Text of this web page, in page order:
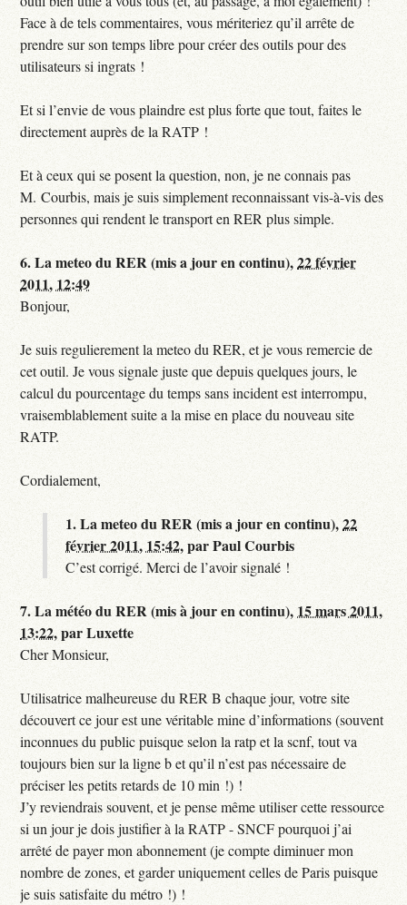
Face à de tels commentaires, vous mériteriez qu’il arrête de
prendre sur son temps libre pour créer des outils pour des
utilisateurs si ingrats !
Et si l’envie de vous plaindre est plus forte que tout, faites le
directement auprès de la RATP !
Et à ceux qui se posent la question, non, je ne connais pas
M. Courbis, mais je suis simplement reconnaissant vis-à-vis des
personnes qui rendent le transport en RER plus simple.
6.La meteo du RER (mis a jour en continu),22 février
2011, 12:49
Bonjour,
Je suis regulierement la meteo du RER, et je vous remercie de
cet outil. Je vous signale juste que depuis quelques jours, le
calcul du pourcentage du temps sans incident est interrompu,
vraisemblablement suite a la mise en place du nouveau site
RATP.
Cordialement,
1.La meteo du RER (mis a jour en continu),22
février 2011, 15:42,parPaul Courbis
C’est corrigé. Merci de l’avoir signalé !
7.La météo du RER (mis à jour en continu), 15 mars 2011,
13:22,parLuxette
Cher Monsieur,
Utilisatrice malheureuse du RER B chaque jour, votre site
découvert ce jour est une véritable mine d’informations (souvent
inconnues du public puisque selon la ratp et la scnf, tout va
toujours bien sur la ligne b et qu’il n’est pas nécessaire de
préciser les petits retards de 10 min !) !
J’y reviendrais souvent, et je pense même utiliser cette ressource
si un jour je dois justifier à la RATP - SNCF pourquoi j’ai
arrêté de payer mon abonnement (je compte diminuer mon
nombre de zones, et garder uniquement celles de Paris puisque
je suis satisfaite du métro !) !